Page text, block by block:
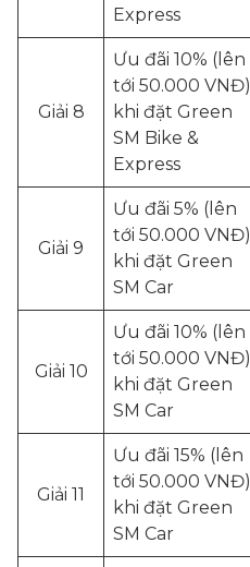
Express
Giải 8
Ưu đãi 10% (lên
tới 50.000 VNĐ)
khi đặt Green
SM Bike &
Express
Giải 9
Ưu đãi 5% (lên
tới 50.000 VNĐ)
khi đặt Green
SM Car
Giải 10
Ưu đãi 10% (lên
tới 50.000 VNĐ)
khi đặt Green
SM Car
Giải 11
Ưu đãi 15% (lên
tới 50.000 VNĐ)
khi đặt Green
SM Car